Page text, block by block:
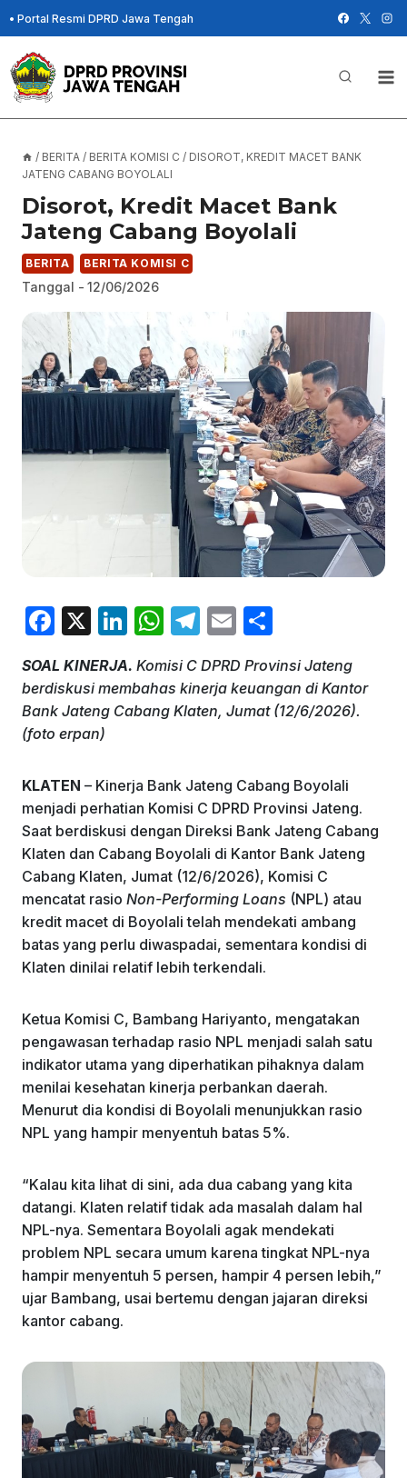
Skip
to
content
• Portal Resmi DPRD Jawa Tengah
/ BERITA / BERITA KOMISI C / DISOROT, KREDIT MACET BANK
JATENG CABANG BOYOLALI
Disorot, Kredit Macet Bank
Jateng Cabang Boyolali
BERITA BERITA KOMISI C
Tanggal - 12/06/2026
F
c
e
b
o
k
X
Li
k
e
W
at
s
p
T
e
gr
E
ai
l
ar
e
SOAL KINERJA. Komisi C DPRD Provinsi Jateng
berdiskusi membahas kinerja keuangan di Kantor
Bank Jateng Cabang Klaten, Jumat (12/6/2026).
(foto erpan)
KLATEN – Kinerja Bank Jateng Cabang Boyolali
menjadi perhatian Komisi C DPRD Provinsi Jateng.
Saat berdiskusi dengan Direksi Bank Jateng Cabang
Klaten dan Cabang Boyolali di Kantor Bank Jateng
Cabang Klaten, Jumat (12/6/2026), Komisi C
mencatat rasio Non-Performing Loans (NPL) atau
kredit macet di Boyolali telah mendekati ambang
batas yang perlu diwaspadai, sementara kondisi di
Klaten dinilai relatif lebih terkendali.
Ketua Komisi C, Bambang Hariyanto, mengatakan
pengawasan terhadap rasio NPL menjadi salah satu
indikator utama yang diperhatikan pihaknya dalam
menilai kesehatan kinerja perbankan daerah.
Menurut dia kondisi di Boyolali menunjukkan rasio
NPL yang hampir menyentuh batas 5%.
“Kalau kita lihat di sini, ada dua cabang yang kita
datangi. Klaten relatif tidak ada masalah dalam hal
NPL-nya. Sementara Boyolali agak mendekati
problem NPL secara umum karena tingkat NPL-nya
hampir menyentuh 5 persen, hampir 4 persen lebih,”
ujar Bambang, usai bertemu dengan jajaran direksi
kantor cabang.